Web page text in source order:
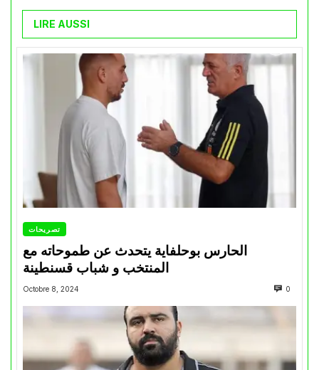
LIRE AUSSI
تصريحات
الحارس بوحلفاية يتحدث عن طموحاته مع
المنتخب و شباب قسنطينة
Octobre 8, 2024 0